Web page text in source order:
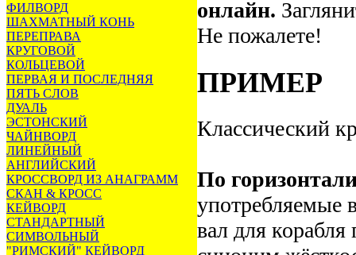
ФИЛВОРД
ШАХМАТНЫЙ КОНЬ
ПЕРЕПРАВА
КРУГОВОЙ
КОЛЬЦЕВОЙ
ПЕРВАЯ И ПОСЛЕДНЯЯ
ПЯТЬ СЛОВ
ДУАЛЬ
ЭСТОНСКИЙ
ЧАЙНВОРД
ЛИНЕЙНЫЙ
АНГЛИЙСКИЙ
КРОССВОРД ИЗ АНАГРАММ
СКАН & КРОСС
КЕЙВОРД
СТАНДАРТНЫЙ
СИМВОЛЬНЫЙ
"РИМСКИЙ" КЕЙВОРД
онлайн.
Не пожалете!
ПРИМЕР
Классический
По
употребляемые
вал для